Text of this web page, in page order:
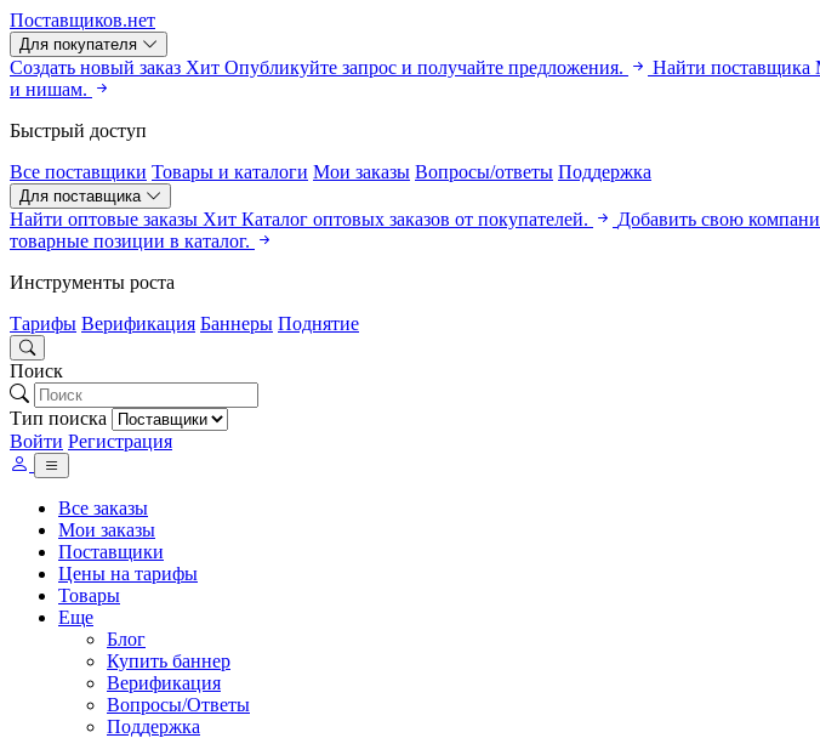
Поставщиков.нет
Для покупателя
Создать новый заказ Хит Опубликуйте запрос и получайте предложения. Найти поставщика
и нишам.
Быстрый доступ
Все поставщики Товары и каталоги Мои заказы Вопросы/ответы Поддержка
Для поставщика
Найти оптовые заказы Хит Каталог оптовых заказов от покупателей. Добавить свою
товарные позиции в каталог.
Инструменты роста
Тарифы Верификация Баннеры Поднятие
Поиск
Тип поиска
Войти Регистрация
Все заказы
Мои заказы
Поставщики
Цены на тарифы
Товары
Еще
Блог
Купить баннер
Верификация
Вопросы/Ответы
Поддержка